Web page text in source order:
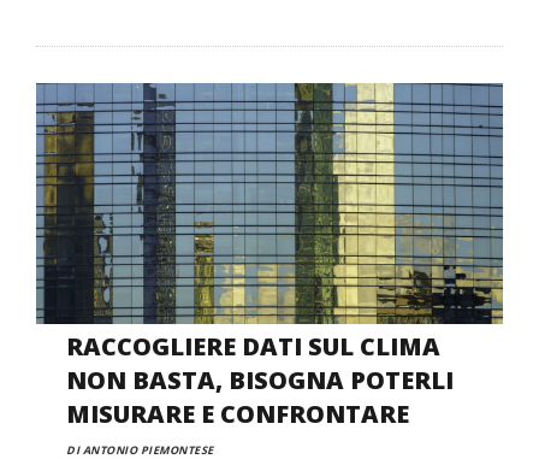
RACCOGLIERE DATI SUL CLIMA
NON BASTA, BISOGNA POTERLI
MISURARE E CONFRONTARE
DI ANTONIO PIEMONTESE